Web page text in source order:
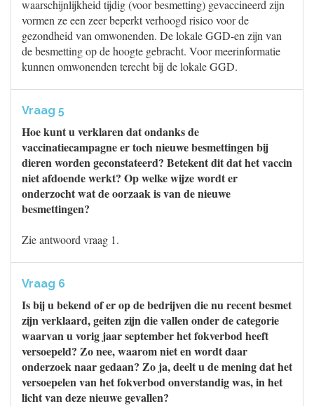
waarschijnlijkheid tijdig (voor besmetting) gevaccineerd zijn
vormen ze een zeer beperkt verhoogd risico voor de
gezondheid van omwonenden. De lokale GGD-en zijn van
de besmetting op de hoogte gebracht. Voor meerinformatie
kunnen omwonenden terecht bij de lokale GGD.
Vraag 5
Hoe kunt u verklaren dat ondanks de
vaccinatiecampagne er toch nieuwe besmettingen bij
dieren worden geconstateerd? Betekent dit dat het vaccin
niet afdoende werkt? Op welke wijze wordt er
onderzocht wat de oorzaak is van de nieuwe
besmettingen?
Zie antwoord vraag 1.
Vraag 6
Is bij u bekend of er op de bedrijven die nu recent besmet
zijn verklaard, geiten zijn die vallen onder de categorie
waarvan u vorig jaar september het fokverbod heeft
versoepeld? Zo nee, waarom niet en wordt daar
onderzoek naar gedaan? Zo ja, deelt u de mening dat het
versoepelen van het fokverbod onverstandig was, in het
licht van deze nieuwe gevallen?